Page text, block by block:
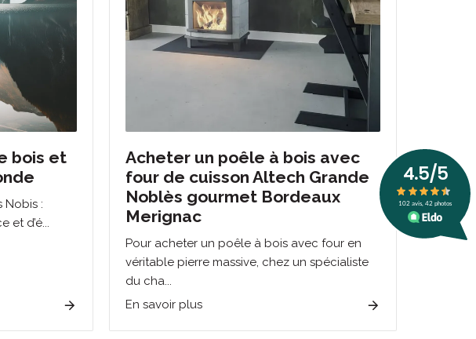
bois et
Nobis :
et d’é...
Acheter un poêle à bois avec
four de cuisson Altech Grande
Noblès gourmet Bordeaux
Merignac
Pour acheter un poêle à bois avec four en
véritable pierre massive, chez un spécialiste
du cha...
En savoir plus